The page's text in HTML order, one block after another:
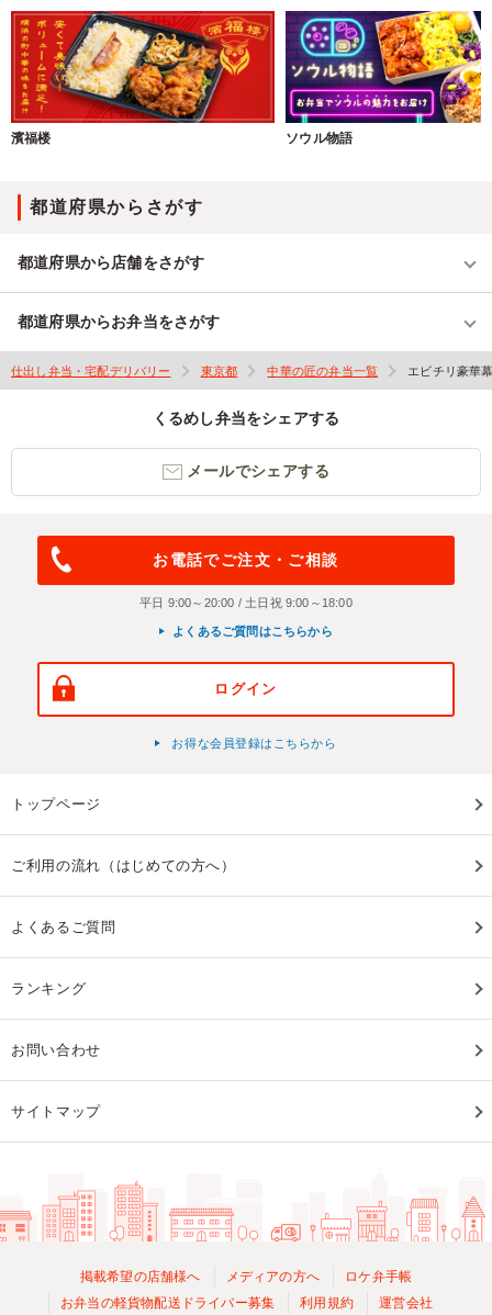
濱福楼 ソウル物語
都道府県からさがす
都道府県から店舗をさがす
都道府県からお弁当をさがす
仕出し弁当・宅配デリバリー 東京都 中華の匠の弁当一覧 エビチリ豪華
くるめし弁当をシェアする
メールでシェアする
お電話でご注文・ご相談
平日 9:00～20:00 / 土日祝 9:00～18:00
よくあるご質問はこちらから
ログイン
お得な会員登録はこちらから
トップページ
ご利用の流れ（はじめての方へ）
よくあるご質問
ランキング
お問い合わせ
サイトマップ
掲載希望の店舗様へ メディアの方へ
ロケ弁手帳
お弁当の軽貨物配送ドライバー募集
利用規約 運営会社